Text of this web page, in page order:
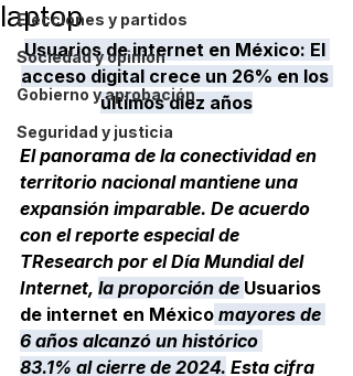
Elecciones y partidos
Sociedad y opinión
Gobierno y aprobación
Seguridad y justicia
laptop
Usuarios de internet en México: El
acceso digital crece un 26% en los
últimos diez años
El panorama de la conectividad en
territorio nacional mantiene una
expansión imparable. De acuerdo
con el reporte especial de
TResearch por el Día Mundial del
Internet, la proporción de Usuarios
de internet en México mayores de
6 años alcanzó un histórico
83.1% al cierre de 2024. Esta cifra